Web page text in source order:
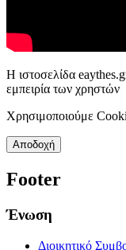
Η ιστοσελίδα
εμπειρία των χρηστών
Χρησιμοποιούμε
Αποδοχή
Footer
Ένωση
Διοικητικό